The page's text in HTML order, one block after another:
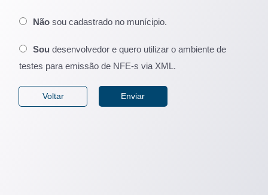
CONTATO
Não sou cadastrado no munícipio.
Sou desenvolvedor e quero utilizar o ambiente de
testes para emissão de NFE-s via XML.